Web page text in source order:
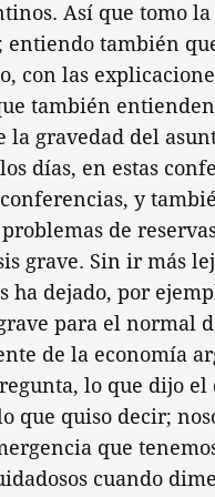
Así que tomo
también
con las
también
gravedad del
días, en estas
y
de
grave. Sin ir más
ha dejado, por
para el normal
de la economía
lo que dijo el
que quiso decir;
que
cuando